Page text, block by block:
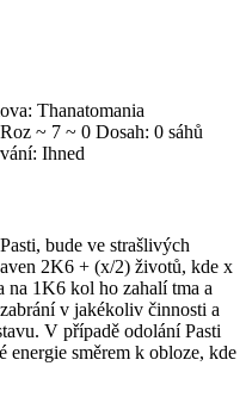
Thanatomania
~ 7 ~ 0 Dosah: 0 sáhů
Ihned
bude ve strašlivých
2K6 + (x/2) životů, kde x
na 1K6 kol ho zahalí tma a
v jakékoliv činnosti a
V případě odolání Pasti
směrem k obloze, kde